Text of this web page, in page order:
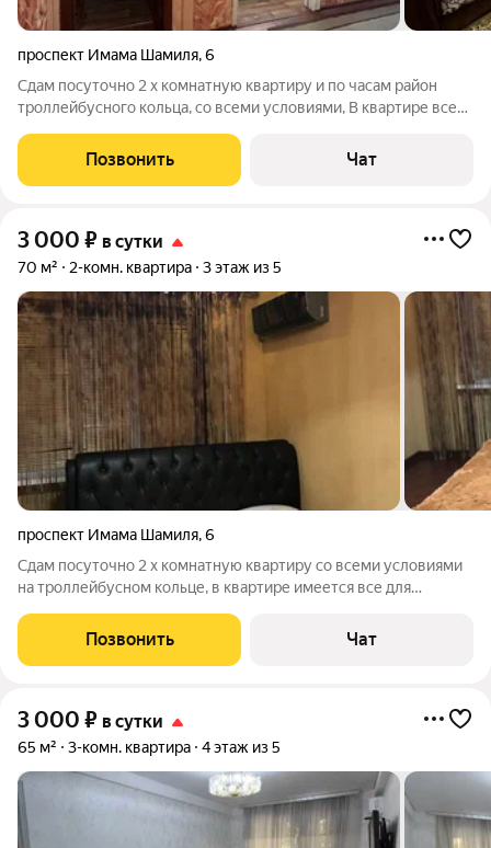
проспект Имама Шамиля,6
Сдам посуточно 2 х комнатную квартиру и по часам район
троллейбусного кольца, со всеми условиями, В квартире все
отчетные документы и регистрация по факту проживания для
иностранных граждан.
Позвонить Чат
3 000 ₽ в сутки
70 м² 2-комн. квартира 3 этаж из 5
проспект Имама Шамиля,6
Сдам посуточно 2 х комнатную квартиру со всеми условиями
на троллейбусном кольце, в квартире имеется все для
белье, посудаПозвонить Чат
3 000 ₽ в сутки
65 м² 3-комн. квартира 4 этаж из 5